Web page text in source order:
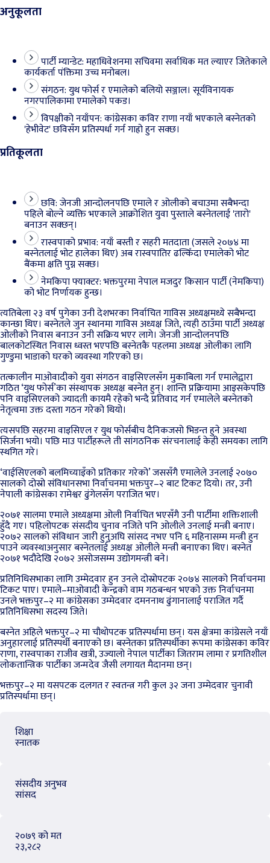
अनुकूलता
पार्टी म्यान्डेट: महाधिवेशनमा सचिवमा सर्वाधिक मत ल्याएर जितेकाले
कार्यकर्ता पंक्तिमा उच्च मनोबल।
संगठन: युथ फोर्स र एमालेको बलियो सञ्जाल। सूर्यविनायक
नगरपालिकामा एमालेको पकड।
विपक्षीको नयाँपन: कांग्रेसका कविर राणा नयाँ भएकाले बस्नेतको
'हेभीवेट' छविसँग प्रतिस्पर्धा गर्न गाह्रो हुन सक्छ।
प्रतिकूलता
छवि: जेनजी आन्दोलनपछि एमाले र ओलीको बचाउमा सबैभन्दा
पहिले बोल्ने व्यक्ति भएकाले आक्रोशित युवा पुस्ताले बस्नेतलाई 'तारो'
बनाउन सक्छन्।
रास्वपाको प्रभाव: नयाँ बस्ती र सहरी मतदाता (जसले २०७४ मा
बस्नेतलाई भोट हालेका थिए) अब रास्वपातिर ढल्किँदा एमालेको भोट
बैंकमा क्षति पुग्न सक्छ।
नेमकिपा फ्याक्टर: भक्तपुरमा नेपाल मजदुर किसान पार्टी (नेमकिपा)
को भोट निर्णायक हुन्छ।
त्यतिबेला २३ वर्ष पुगेका उनी देशभरका निर्वाचित गाविस अध्यक्षमध्ये सबैभन्दा
कान्छा थिए। बस्नेतले जुन स्थानमा गाविस अध्यक्ष जिते, त्यही ठाउँमा पार्टी अध्यक्ष
ओलीको निवास बनाउन उनी सक्रिय भएर लागे। जेनजी आन्दोलनपछि
बालकोटस्थित निवास ध्वस्त भएपछि बस्नेतकै पहलमा अध्यक्ष ओलीका लागि
गुण्डुमा भाडाको घरको व्यवस्था गरिएको छ।
तत्कालीन माओवादीको युवा संगठन वाइसिएलसँग मुकाबिला गर्न एमालेद्वारा
गठित ‘युथ फोर्स’का संस्थापक अध्यक्ष बस्नेत हुन्। शान्ति प्रक्रियामा आइसकेपछि
पनि वाइसिएलको ज्यादती कायमै रहेको भन्दै प्रतिवाद गर्न एमालेले बस्नेतको
नेतृत्वमा उक्त दस्ता गठन गरेको थियो।
त्यसपछि सहरमा वाइसिएल र युथ फोर्सबीच दैनिकजसो भिडन्त हुने अवस्था
सिर्जना भयो। पछि माउ पार्टीहरूले ती सांगठनिक संरचनालाई केही समयका लागि
स्थगित गरे।
‘वाईसिएलको बलमिच्याइँको प्रतिकार गरेको’ जससँगै एमालेले उनलाई २०७०
सालको दोस्रो संविधानसभा निर्वाचनमा भक्तपुर–२ बाट टिकट दियो। तर, उनी
नेपाली कांग्रेसका रामेश्वर ढुंगेलसँग पराजित भए।
२०७१ सालमा एमाले अध्यक्षमा ओली निर्वाचित भएसँगै उनी पार्टीमा शक्तिशाली
हुँदै गए। पहिलोपटक संसदीय चुनाव नजिते पनि ओलीले उनलाई मन्त्री बनाए।
२०७२ सालको संविधान जारी हुनुअघि सांसद नभए पनि ६ महिनासम्म मन्त्री हुन
पाउने व्यवस्थाअनुसार बस्नेतलाई अध्यक्ष ओलीले मन्त्री बनाएका थिए। बस्नेत
२०७१ भदौदेखि २०७२ असोजसम्म उद्योगमन्त्री बने।
प्रतिनिधिसभाका लागि उम्मेदवार हुन उनले दोस्रोपटक २०७४ सालको निर्वाचनमा
टिकट पाए। एमाले–माओवादी केन्द्रको वाम गठबन्धन भएको उक्त निर्वाचनमा
उनले भक्तपुर–२ मा कांग्रेसका उम्मेदवार दमननाथ ढुंगानालाई पराजित गर्दै
प्रतिनिधिसभा सदस्य जिते।
बस्नेत अहिले भक्तपुर–२ मा चौथोपटक प्रतिस्पर्धामा छन्। यस क्षेत्रमा कांग्रेसले नयाँ
अनुहारलाई प्रतिस्पर्धी बनाएको छ। बस्नेतका प्रतिस्पर्धीका रूपमा कांग्रेसका कविर
राणा, रास्वपाका राजीव खत्री, उज्यालो नेपाल पार्टीका जितराम लामा र प्रगतिशील
लोकतान्त्रिक पार्टीका जन्मदेव जैसी लगायत मैदानमा छन्।
भक्तपुर–२ मा यसपटक दलगत र स्वतन्त्र गरी कुल ३२ जना उम्मेदवार चुनावी
प्रतिस्पर्धामा छन्।
शिक्षा
स्नातक
संसदीय अनुभव
सांसद
२०७९ को मत
२३,२८२